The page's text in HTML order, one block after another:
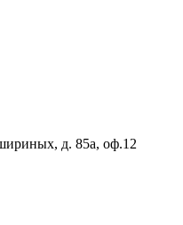
д. 85а, оф.12